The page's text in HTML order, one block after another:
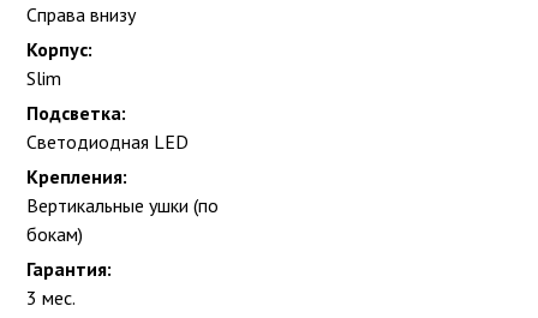
Справа внизу
Корпус:
Slim
Подсветка:
Светодиодная LED
Крепления:
Вертикальные ушки (по
бокам)
Гарантия:
3 мес.